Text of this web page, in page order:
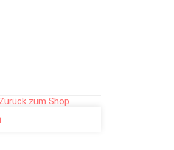
Zurück zum Shop